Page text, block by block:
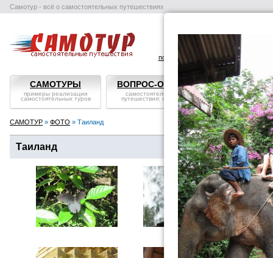
Самотур - всё о самостоятельных путешествиях
поиск отелей авиабилеты
САМОТУРЫ
примеры реализации
самостоятельных туров
ВОПРОС-ОТВЕТ
самостоятельные
путешествия: ликбез
СТРАНЫ
справка,
посмотреть
САМОТУР » ФОТО » Таиланд
Таиланд